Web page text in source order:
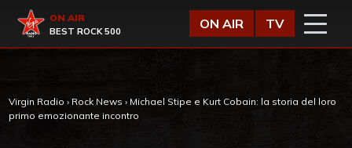
Virgin Radio
ON AIR
BEST ROCK 500
ON AIR TV
Virgin Radio › Rock News › Michael Stipe e Kurt Cobain: la storia del loro
primo emozionante incontro